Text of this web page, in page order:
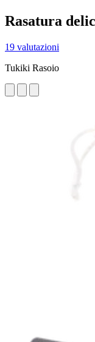
Rasatura
19 valutazioni
Tukiki Rasoio